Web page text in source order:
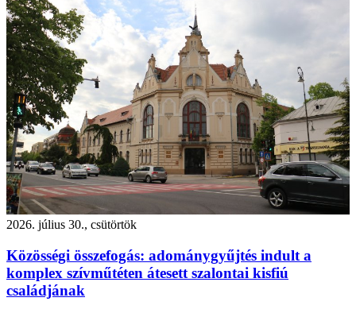
2026. július 30., csütörtök
Közösségi összefogás: adománygyűjtés indult a
komplex szívműtéten átesett szalontai kisfiú
családjának